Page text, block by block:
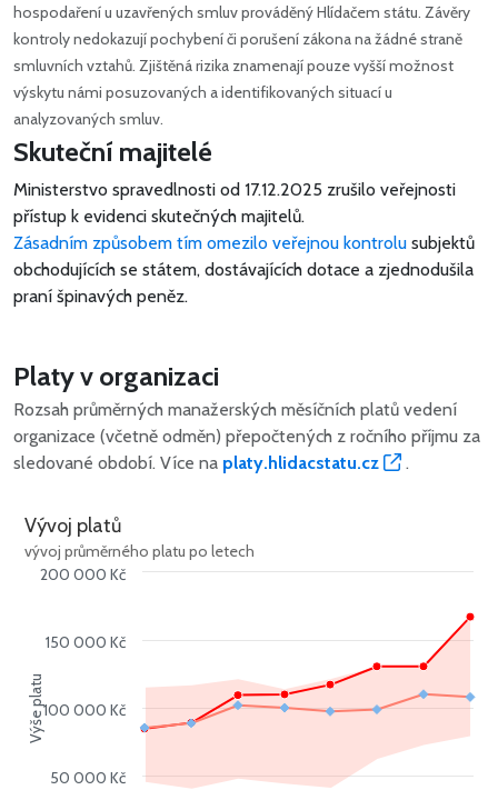
hospodaření u uzavřených smluv prováděný Hlídačem státu. Závěry
kontroly nedokazují pochybení či porušení zákona na žádné straně
smluvních vztahů. Zjištěná rizika znamenají pouze vyšší možnost
výskytu námi posuzovaných a identifikovaných situací u
analyzovaných smluv.
Skuteční majitelé
Ministerstvo spravedlnosti od 17.12.2025 zrušilo veřejnosti
přístup k evidenci skutečných majitelů.
Zásadním způsobem tím omezilo veřejnou kontrolu subjektů
obchodujících se státem, dostávajících dotace a zjednodušila
praní špinavých peněz.
Platy v organizaci
Rozsah průměrných manažerských měsíčních platů vedení
organizace (včetně odměn) přepočtených z ročního příjmu za
sledované období. Více na platy.hlidacstatu.cz .
Výše platu
Vývoj platů
vývoj průměrného platu po letech
50 000 Kč
100 000 Kč
150 000 Kč
200 000 Kč